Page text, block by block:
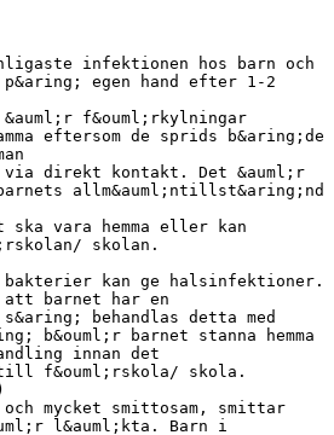
infektionen hos barn och
egen hand efter 1-2
f&ouml;rkylningar
eftersom de sprids b&aring;de
via direkt kontakt. Det &auml;r
allm&auml;ntillst&aring;nd
ska vara hemma eller kan
skolan.
bakterier kan ge halsinfektioner.
att barnet har en
behandlas detta med
b&ouml;r barnet stanna hemma
innan det
f&ouml;rskola/ skola.
mycket smittosam, smittar
l&auml;kta. Barn i